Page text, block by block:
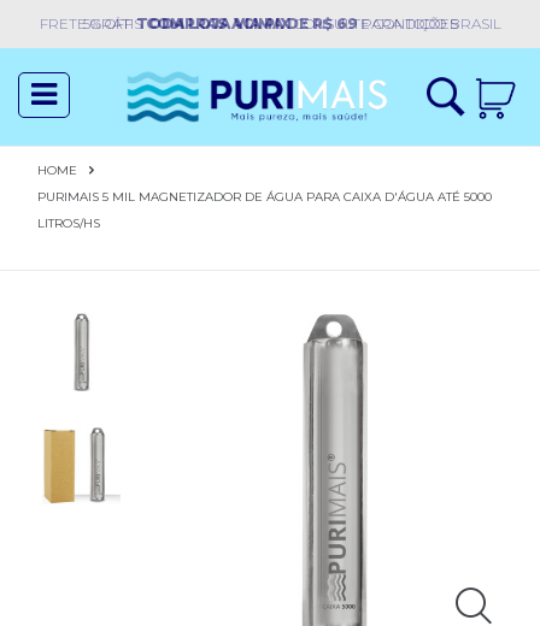
FRETE GRÁTISCOMPRAS ACIMA DE R$ 69PARA TODO BRASIL
5% OFFTODA LOJA VIA PIXCONSULTE CONDIÇÕES
toggle
navigation
Acessar
Cadastre-
se
Início
HOME
PURIMAIS 5 MIL MAGNETIZADOR DE ÁGUA PARA CAIXA D'ÁGUA ATÉ 5000
LITROS/HS